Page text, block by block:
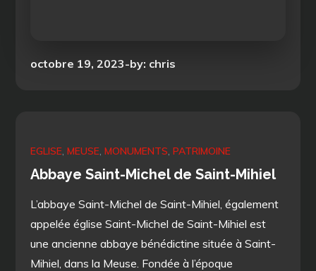
Posted
octobre 19, 2023 by: chris
EGLISE MEUSE MONUMENTS PATRIMOINE
Abbaye Saint-Michel de Saint-Mihiel
L’abbaye Saint-Michel de Saint-Mihiel, également
appelée église Saint-Michel de Saint-Mihiel est
une ancienne abbaye bénédictine située à Saint-
Mihiel, dans la Meuse. Fondée à l’époque